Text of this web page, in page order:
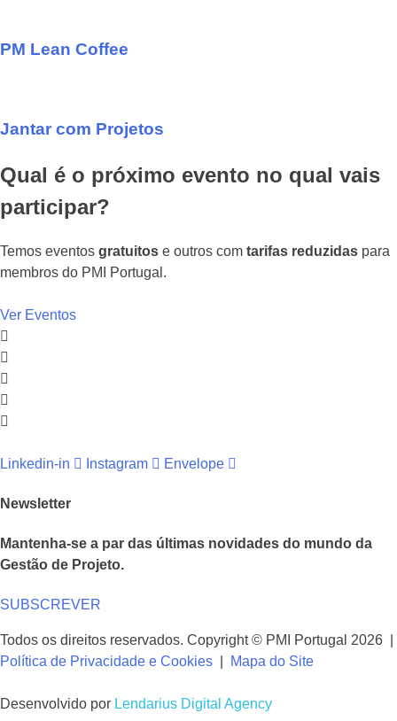
PM Lean Coffee
Jantar com Projetos
Qual é o próximo evento no qual vais
participar?
Temos eventos gratuitos e outros com tarifas reduzidas para
membros do PMI Portugal.
Ver Eventos
Linkedin-in Instagram Envelope
Newsletter
Mantenha-se a par das últimas novidades do mundo da
Gestão de Projeto.
SUBSCREVER
Todos os direitos reservados. Copyright © PMI Portugal 2026 |
Política de Privacidade e Cookies
Mapa do Site
Desenvolvido por Lendarius Digital Agency